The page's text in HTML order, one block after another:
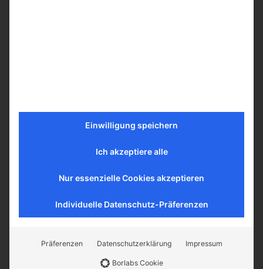
DARMAN Herbal Tee N 10 Shiny Noon 50g.
Einwilligung speichern
Ich akzeptiere alle
Nur essenzielle Cookies akzeptieren
Individuelle Datenschutz-Präferenzen
Präferenzen Datenschutzerklärung Impressum
Borlabs Cookie